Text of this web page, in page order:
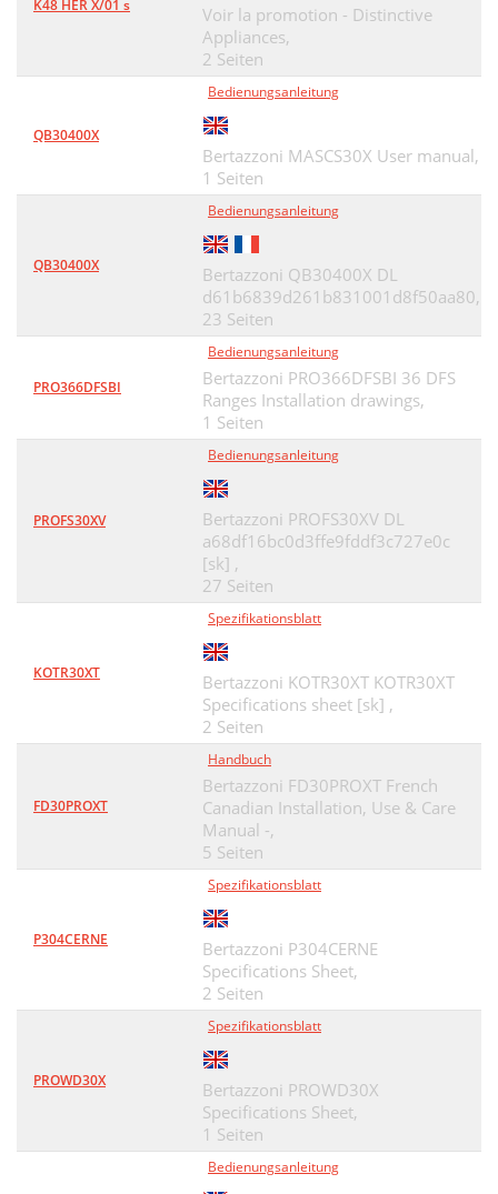
K48 HER X/01 s
Voir la promotion - Distinctive
Appliances,
2 Seiten
QB30400X
Bedienungsanleitung
Bertazzoni MASCS30X User manual,
1 Seiten
QB30400X
Bedienungsanleitung
Bertazzoni QB30400X DL
d61b6839d261b831001d8f50aa80,
23 Seiten
PRO366DFSBI
Bedienungsanleitung
Bertazzoni PRO366DFSBI 36 DFS
Ranges Installation drawings,
1 Seiten
PROFS30XV
Bedienungsanleitung
Bertazzoni PROFS30XV DL
a68df16bc0d3ffe9fddf3c727e0c
[sk] ,
27 Seiten
KOTR30XT
Spezifikationsblatt
Bertazzoni KOTR30XT KOTR30XT
Specifications sheet [sk] ,
2 Seiten
FD30PROXT
Handbuch
Bertazzoni FD30PROXT French
Canadian Installation, Use & Care
Manual -,
5 Seiten
P304CERNE
Spezifikationsblatt
Bertazzoni P304CERNE
Specifications Sheet,
2 Seiten
PROWD30X
Spezifikationsblatt
Bertazzoni PROWD30X
Specifications Sheet,
1 Seiten
Bedienungsanleitung